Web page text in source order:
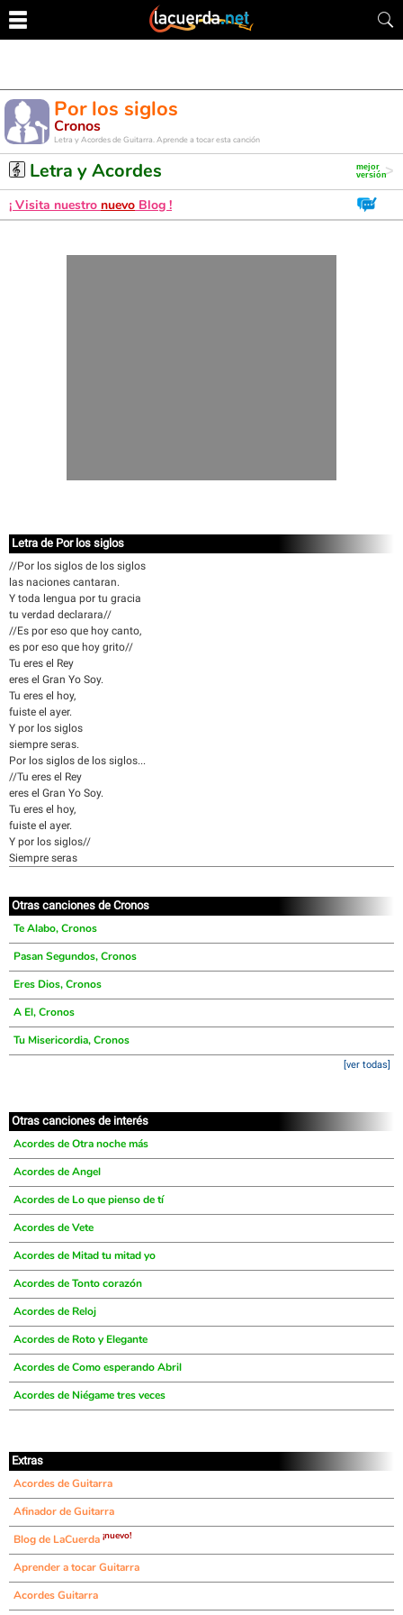
Por los siglos
Cronos
Letra y Acordes de Guitarra. Aprende a tocar esta canción
Letra y Acordes
¡ Visita nuestro nuevo Blog !
Letra de Por los siglos
//Por los siglos de los siglos
las naciones cantaran.
Y toda lengua por tu gracia
tu verdad declarara//
//Es por eso que hoy canto,
es por eso que hoy grito//
Tu eres el Rey
eres el Gran Yo Soy.
Tu eres el hoy,
fuiste el ayer.
Y por los siglos
siempre seras.
Por los siglos de los siglos...
//Tu eres el Rey
eres el Gran Yo Soy.
Tu eres el hoy,
fuiste el ayer.
Y por los siglos//
Siempre seras
Otras canciones de Cronos
Te Alabo, Cronos
Pasan Segundos, Cronos
Eres Dios, Cronos
A El, Cronos
Tu Misericordia, Cronos
[ver todas]
Otras canciones de interés
Acordes de Otra noche más
Acordes de Angel
Acordes de Lo que pienso de tí
Acordes de Vete
Acordes de Mitad tu mitad yo
Acordes de Tonto corazón
Acordes de Reloj
Acordes de Roto y Elegante
Acordes de Como esperando Abril
Acordes de Niégame tres veces
Extras
Acordes de Guitarra
Afinador de Guitarra
Blog de LaCuerda ¡nuevo!
Aprender a tocar Guitarra
Acordes Guitarra